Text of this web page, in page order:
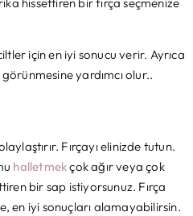
için en iyi sonucu verir. Ayrıca
yardımcı olur..
Fırçayı elinizde tutun.
halletmekçok ağır veya çok
bir sap istiyorsunuz. Fırça
en iyi sonuçları alamayabilirsin.